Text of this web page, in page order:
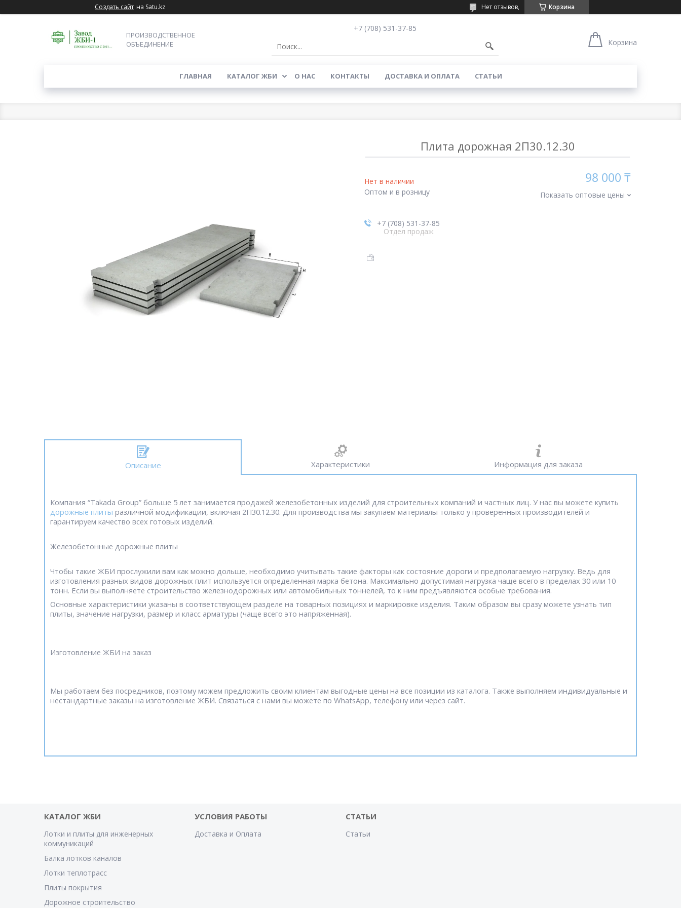
Создать сайт на Satu.kz Корзина
Нет отзывов,
ПРОИЗВОДСТВЕННОЕ
ОБЪЕДИНЕНИЕ
+7 (708) 531-37-85
Корзина
ГЛАВНАЯ КАТАЛОГ ЖБИ О НАС КОНТАКТЫ ДОСТАВКА И ОПЛАТА СТАТЬИ
Плита дорожная 2П30.12.30
Нет в наличии
Оптом и в розницу
98 000 ₸
Показать оптовые цены
+7 (708) 531-37-85
Отдел продаж
Описание Характеристики Информация для заказа
Компания “Takada Group” больше 5 лет занимается продажей железобетонных изделий для строительных компаний и частных лиц. У нас вы можете купить
дорожные плиты различной модификации, включая 2П30.12.30. Для производства мы закупаем материалы только у проверенных производителей и
гарантируем качество всех готовых изделий.
Железобетонные дорожные плиты
Чтобы такие ЖБИ прослужили вам как можно дольше, необходимо учитывать такие факторы как состояние дороги и предполагаемую нагрузку. Ведь для
изготовления разных видов дорожных плит используется определенная марка бетона. Максимально допустимая нагрузка чаще всего в пределах 30 или 10
тонн. Если вы выполняете строительство железнодорожных или автомобильных тоннелей, то к ним предъявляются особые требования.
Основные характеристики указаны в соответствующем разделе на товарных позициях и маркировке изделия. Таким образом вы сразу можете узнать тип
плиты, значение нагрузки, размер и класс арматуры (чаще всего это напряженная).
Изготовление ЖБИ на заказ
Мы работаем без посредников, поэтому можем предложить своим клиентам выгодные цены на все позиции из каталога. Также выполняем индивидуальные и
нестандартные заказы на изготовление ЖБИ. Связаться с нами вы можете по WhatsApp, телефону или через сайт.
КАТАЛОГ ЖБИ
Лотки и плиты для инженерных
коммуникаций
Балка лотков каналов
Лотки теплотрасс
Плиты покрытия
Дорожное строительство
УСЛОВИЯ РАБОТЫ
Доставка и Оплата
СТАТЬИ
Статьи